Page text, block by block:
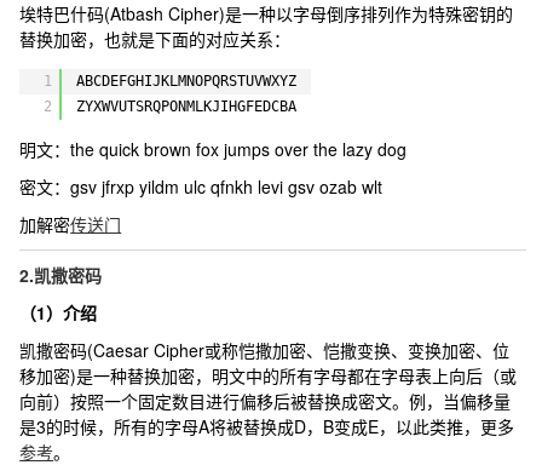
埃特巴什码(Atbash Cipher)是一种以字母倒序排列作为特殊密钥的
替换加密，也就是下面的对应关系：
1
2
ABCDEFGHIJKLMNOPQRSTUVWXYZ
ZYXWVUTSRQPONMLKJIHGFEDCBA
明文：the quick brown fox jumps over the lazy dog
密文：gsv jfrxp yildm ulc qfnkh levi gsv ozab wlt
加解密传送门
2.凯撒密码
（1）介绍
凯撒密码(Caesar Cipher或称恺撒加密、恺撒变换、变换加密、位
移加密)是一种替换加密，明文中的所有字母都在字母表上向后（或
向前）按照一个固定数目进行偏移后被替换成密文。例，当偏移量
是3的时候，所有的字母A将被替换成D，B变成E，以此类推，更多
参考。